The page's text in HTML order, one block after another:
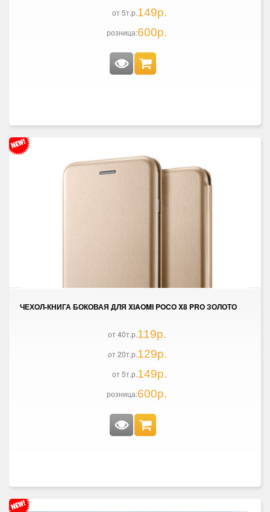
от 5т.р.149р.
розница:600р.
ЧЕХОЛ-КНИГА БОКОВАЯ ДЛЯ XIAOMI POCO X8 PRO ЗОЛОТО
от 40т.р.119р.
от 20т.р.129р.
от 5т.р.149р.
розница:600р.